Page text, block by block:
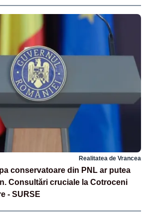
Realitatea de Vrancea
conservatoare din PNL ar putea
Consultări cruciale la Cotroceni
- SURSE